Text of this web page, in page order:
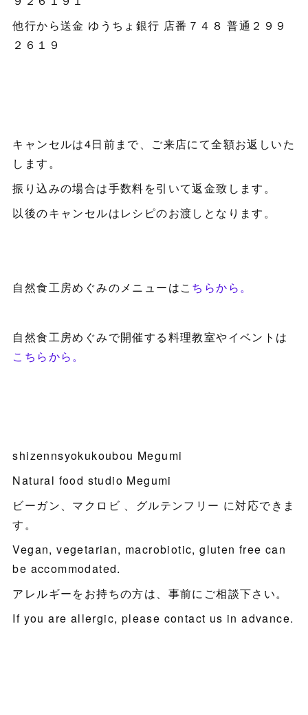
他行から送金 ゆうちょ銀行 店番７４８ 普通２９９
２６１９
キャンセルは4日前まで、ご来店にて全額お返しいた
します。
振り込みの場合は手数料を引いて返金致します。
以後のキャンセルはレシピのお渡しとなります。
自然食工房めぐみのメニューはこ ちらから。
自然食工房めぐみで開催する料理教室やイベントは
こちらから。
shizennsyokukoubou Megumi
Natural food studio Megumi
ビーガン、マクロビ 、グルテンフリー に対応できま
す。
Vegan, vegetarian, macrobiotic, gluten free can
be accommodated.
アレルギーをお持ちの方は、事前にご相談下さい。
If you are allergic, please contact us in advance.